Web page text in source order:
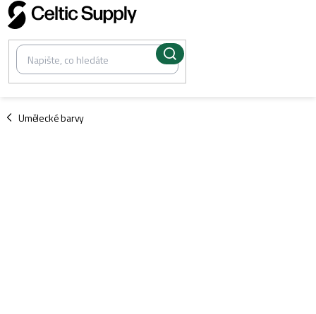
Přejít
na
obsah
Umělecké barvy
/